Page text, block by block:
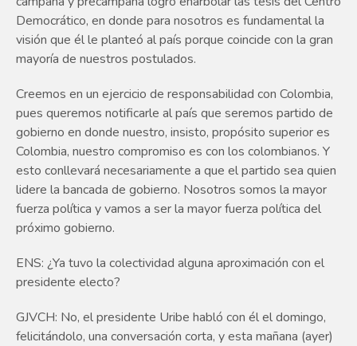
Democrático, en donde para nosotros es fundamental la
visión que él le planteó al país porque coincide con la gran
mayoría de nuestros postulados.
Creemos en un ejercicio de responsabilidad con Colombia,
pues queremos notificarle al país que seremos partido de
gobierno en donde nuestro, insisto, propósito superior es
Colombia, nuestro compromiso es con los colombianos. Y
esto conllevará necesariamente a que el partido sea quien
lidere la bancada de gobierno. Nosotros somos la mayor
fuerza política y vamos a ser la mayor fuerza política del
próximo gobierno.
ENS: ¿Ya tuvo la colectividad alguna aproximación con el
presidente electo?
GJVCH: No, el presidente Uribe habló con él el domingo,
felicitándolo, una conversación corta, y esta mañana (ayer)